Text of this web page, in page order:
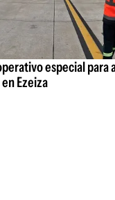
especial para
Ezeiza